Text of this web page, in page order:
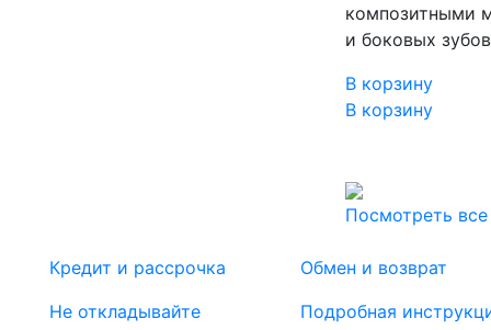
композитными
и боковых
В корзину
В корзину
Посмотреть все
Кредит и рассрочка
Не откладывайте
Обмен и возврат
Подробная